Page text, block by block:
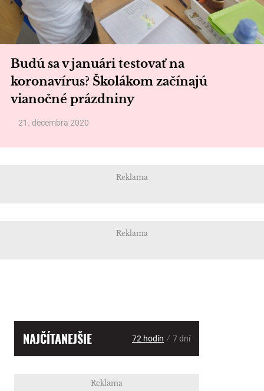
Budú sa v januári testovať na
koronavírus? Školákom začínajú
vianočné prázdniny
21. decembra 2020
Reklama
Reklama
NAJČÍTANEJŠIE 72 hodín / 7 dní
Reklama